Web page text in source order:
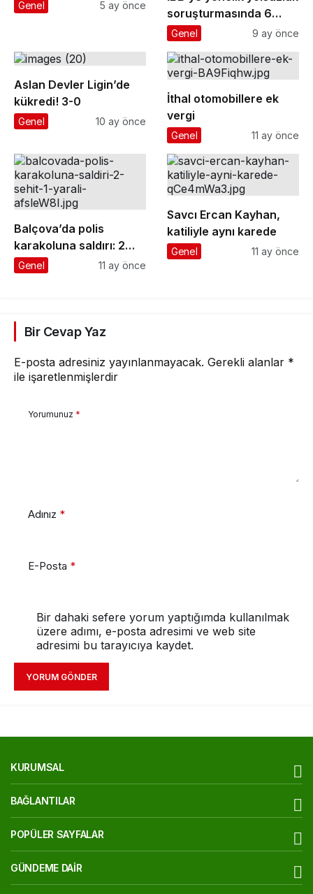
Genel 5 ay önce
soruşturmasında 6
gazeteci ’şüpheli’
Genel 9 ay önce
Aslan Devler Ligin’de
kükredi! 3-0
Genel 10 ay önce
İthal otomobillere ek
vergi
Genel 11 ay önce
Balçova’da polis
karakoluna saldırı: 2
şehit, 1 yaralı
Genel 11 ay önce
Savcı Ercan Kayhan,
katiliyle aynı karede
Genel 11 ay önce
Bir Cevap Yaz
E-posta adresiniz yayınlanmayacak. Gerekli alanlar *
ile işaretlenmişlerdir
Yorumunuz *
Adınız *
E-Posta *
Bir dahaki sefere yorum yaptığımda kullanılmak
üzere adımı, e-posta adresimi ve web site
adresimi bu tarayıcıya kaydet.
YORUM GÖNDER
KURUMSAL
BAĞLANTILAR
POPÜLER SAYFALAR
GÜNDEME DAIR